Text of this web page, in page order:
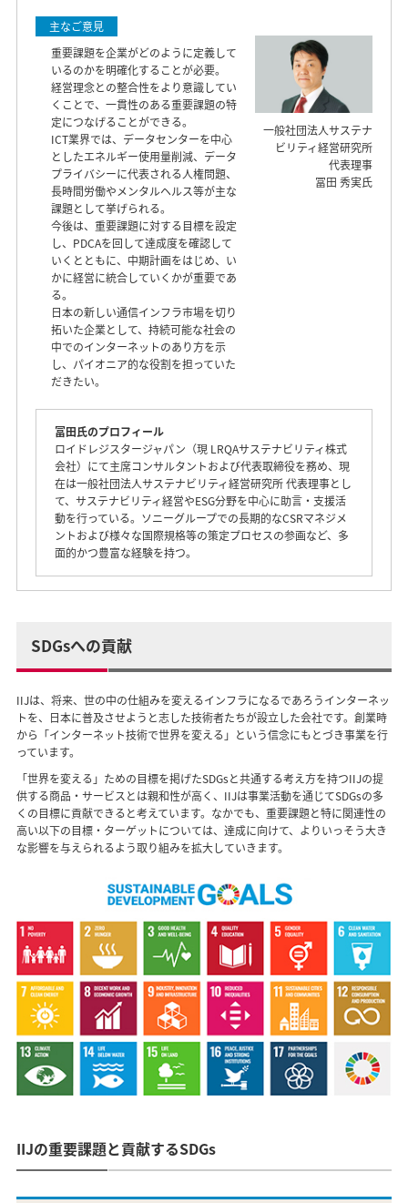
主なご意見
一般社団法人サステナ
ビリティ経営研究所
代表理事
冨田 秀実氏
重要課題を企業がどのように定義して
いるのかを明確化することが必要。
経営理念との整合性をより意識してい
くことで、一貫性のある重要課題の特
定につなげることができる。
ICT業界では、データセンターを中心
としたエネルギー使用量削減、データ
プライバシーに代表される人権問題、
長時間労働やメンタルヘルス等が主な
課題として挙げられる。
今後は、重要課題に対する目標を設定
し、PDCAを回して達成度を確認して
いくとともに、中期計画をはじめ、い
かに経営に統合していくかが重要であ
る。
日本の新しい通信インフラ市場を切り
拓いた企業として、持続可能な社会の
中でのインターネットのあり方を示
し、パイオニア的な役割を担っていた
だきたい。
冨田氏のプロフィール
ロイドレジスタージャパン（現 LRQAサステナビリティ株式
会社）にて主席コンサルタントおよび代表取締役を務め、現
在は一般社団法人サステナビリティ経営研究所 代表理事とし
て、サステナビリティ経営やESG分野を中心に助言・支援活
動を行っている。ソニーグループでの長期的なCSRマネジメ
ントおよび様々な国際規格等の策定プロセスの参画など、多
面的かつ豊富な経験を持つ。
SDGsへの貢献
IIJは、将来、世の中の仕組みを変えるインフラになるであろうインターネッ
トを、日本に普及させようと志した技術者たちが設立した会社です。創業時
から「インターネット技術で世界を変える」という信念にもとづき事業を行
っています。
「世界を変える」ための目標を掲げたSDGsと共通する考え方を持つIIJの提
供する商品・サービスとは親和性が高く、IIJは事業活動を通じてSDGsの多
くの目標に貢献できると考えています。なかでも、重要課題と特に関連性の
高い以下の目標・ターゲットについては、達成に向けて、よりいっそう大き
な影響を与えられるよう取り組みを拡大していきます。
IIJの重要課題と貢献するSDGs